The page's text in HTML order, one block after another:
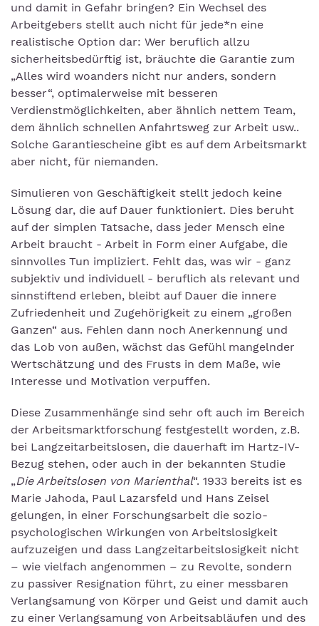
und damit in Gefahr bringen? Ein Wechsel des
Arbeitgebers stellt auch nicht für jede*n eine
realistische Option dar: Wer beruflich allzu
sicherheitsbedürftig ist, bräuchte die Garantie zum
„Alles wird woanders nicht nur anders, sondern
besser“, optimalerweise mit besseren
Verdienstmöglichkeiten, aber ähnlich nettem Team,
dem ähnlich schnellen Anfahrtsweg zur Arbeit usw..
Solche Garantiescheine gibt es auf dem Arbeitsmarkt
aber nicht, für niemanden.
Simulieren von Geschäftigkeit stellt jedoch keine
Lösung dar, die auf Dauer funktioniert. Dies beruht
auf der simplen Tatsache, dass jeder Mensch eine
Arbeit braucht - Arbeit in Form einer Aufgabe, die
sinnvolles Tun impliziert. Fehlt das, was wir - ganz
subjektiv und individuell - beruflich als relevant und
sinnstiftend erleben, bleibt auf Dauer die innere
Zufriedenheit und Zugehörigkeit zu einem „großen
Ganzen“ aus. Fehlen dann noch Anerkennung und
das Lob von außen, wächst das Gefühl mangelnder
Wertschätzung und des Frusts in dem Maße, wie
Interesse und Motivation verpuffen.
Diese Zusammenhänge sind sehr oft auch im Bereich
der Arbeitsmarktforschung festgestellt worden, z.B.
bei Langzeitarbeitslosen, die dauerhaft im Hartz-IV-
Bezug stehen, oder auch in der bekannten Studie
„Die Arbeitslosen von Marienthal“. 1933 bereits ist es
Marie Jahoda, Paul Lazarsfeld und Hans Zeisel
gelungen, in einer Forschungsarbeit die sozio-
psychologischen Wirkungen von Arbeitslosigkeit
aufzuzeigen und dass Langzeitarbeitslosigkeit nicht
– wie vielfach angenommen – zu Revolte, sondern
zu passiver Resignation führt, zu einer messbaren
Verlangsamung von Körper und Geist und damit auch
zu einer Verlangsamung von Arbeitsabläufen und des